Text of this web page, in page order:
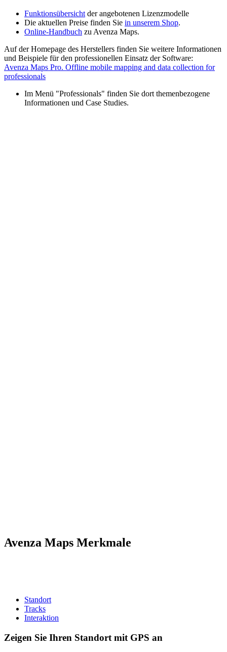
Funktionsübersicht der angebotenen Lizenzmodelle
Die aktuellen Preise finden Sie in unserem Shop.
Online-Handbuch zu Avenza Maps.
Auf der Homepage des Herstellers finden Sie weitere Informationen
und Beispiele für den professionellen Einsatz der Software:
Avenza Maps Pro. Offline mobile mapping and data collection for
professionals
Im Menü "Professionals" finden Sie dort themenbezogene
Informationen und Case Studies.
Avenza Maps Merkmale
Standort
Tracks
Interaktion
Zeigen Sie Ihren Standort mit GPS an